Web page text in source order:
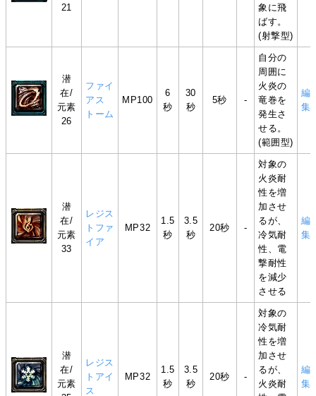
21
象に飛
ばす。
(射撃型)
潜
在/
元素
26
ファイ
アス
トーム
MP100
6
秒
30
秒
5秒 -
自分の
周囲に
火炎の
竜巻を
発生さ
せる。
(範囲型)
編
集
潜
在/
元素
33
レジス
トファ
イア
MP32
1.5
秒
3.5
秒
20秒 -
対象の
火炎耐
性を増
加させ
るが、
冷気耐
性、電
撃耐性
を減少
させる
編
集
潜
在/
元素
レジス
トアイ
ス
MP32
1.5
秒
3.5
秒
20秒 -
対象の
冷気耐
性を増
加させ
るが、
火炎耐
編
集